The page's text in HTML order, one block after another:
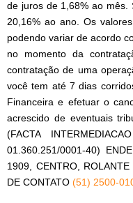
de juros de 1,68% ao mês.
20,16% ao ano. Os
podendo variar de acordo
no momento da
contratação de uma
você tem até 7 dias
Financeira e efetuar o
acrescido de eventuais
(FACTA
01.360.251/0001-40)
1909, CENTRO,
DE CONTATO (51) 2500-